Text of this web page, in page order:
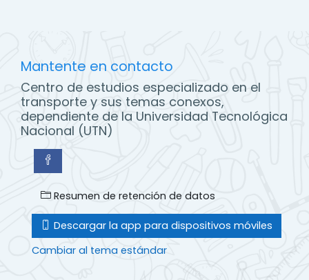
Mantente en contacto
Centro de estudios especializado en el
transporte y sus temas conexos,
dependiente de la Universidad Tecnológica
Nacional (UTN)
Resumen de retención de datos
Descargar la app para dispositivos móviles
Cambiar al tema estándar